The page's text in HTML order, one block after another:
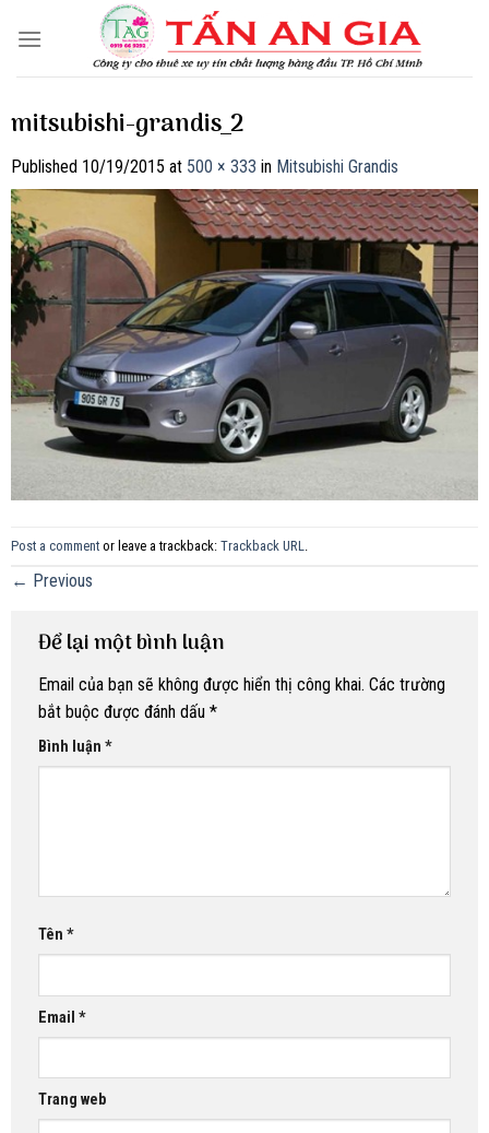
mitsubishi-grandis_2
Published 10/19/2015 at 500 × 333 in Mitsubishi Grandis
Post a comment or leave a trackback: Trackback URL
← Previous
Để lại một bình luận
Email của bạn sẽ không được hiển thị công khai. Các trường
bắt buộc được đánh dấu *
Bình luận *
Tên *
Email *
Trang web